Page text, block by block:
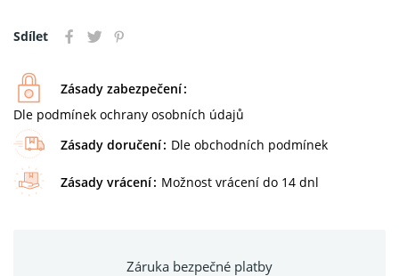
Sdílet
Zásady zabezpečení
Dle podmínek ochrany osobních údajů
Zásady doručení
Dle obchodních podmínek
Zásady vrácení Možnost vrácení do 14 dnl
Záruka bezpečné platby